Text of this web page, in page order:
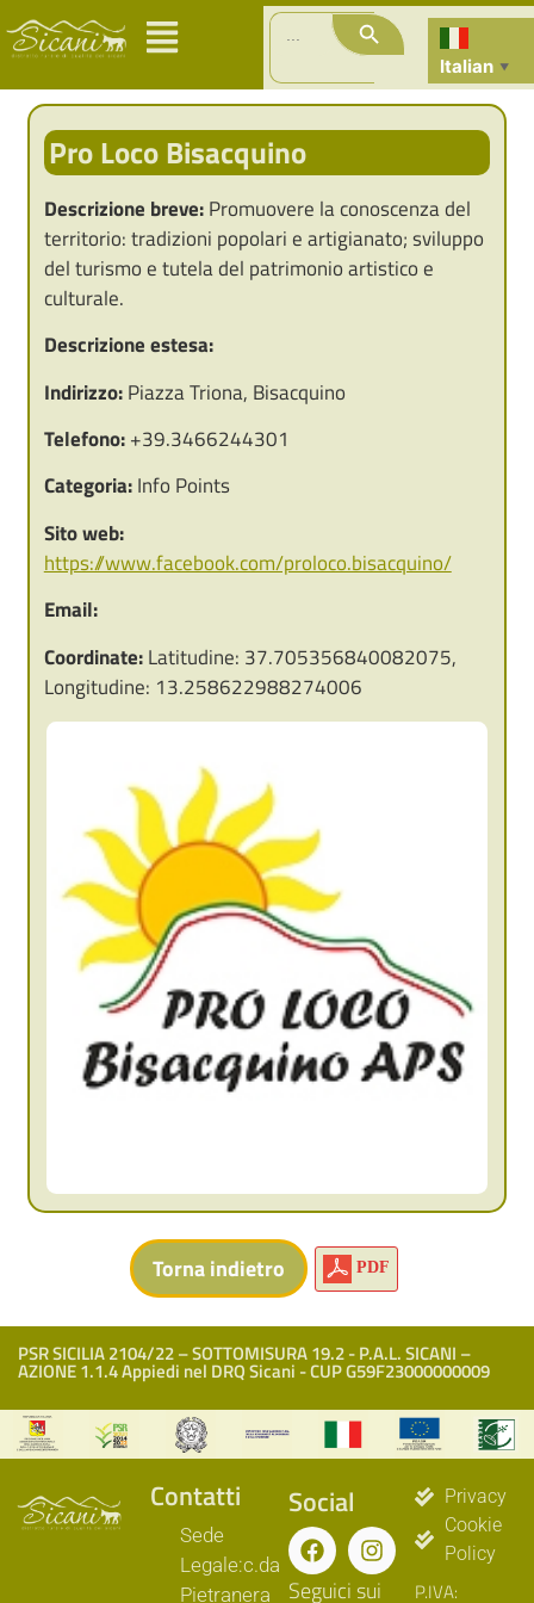
Search
for:
Search Button
Italian ▼
Pro Loco Bisacquino
Descrizione breve:Promuovere la conoscenza del
territorio: tradizioni popolari e artigianato; sviluppo
del turismo e tutela del patrimonio artistico e
culturale.
Descrizione estesa:
Indirizzo:Piazza Triona, Bisacquino
Telefono:+39.3466244301
Categoria:Info Points
Sito web:
https://www.facebook.com/proloco.bisacquino/
Email:
Coordinate:Latitudine: 37.705356840082075,
Longitudine: 13.258622988274006
PDF
PSR SICILIA 2104/22 – SOTTOMISURA 19.2 - P.A.L. SICANI –
AZIONE 1.1.4 Appiedi nel DRQ Sicani - CUP G59F23000000009
Contatti
Sede
Legale:c.da
Pietranera
Social
Seguici sui
Privacy
Cookie
Policy
P.IVA: